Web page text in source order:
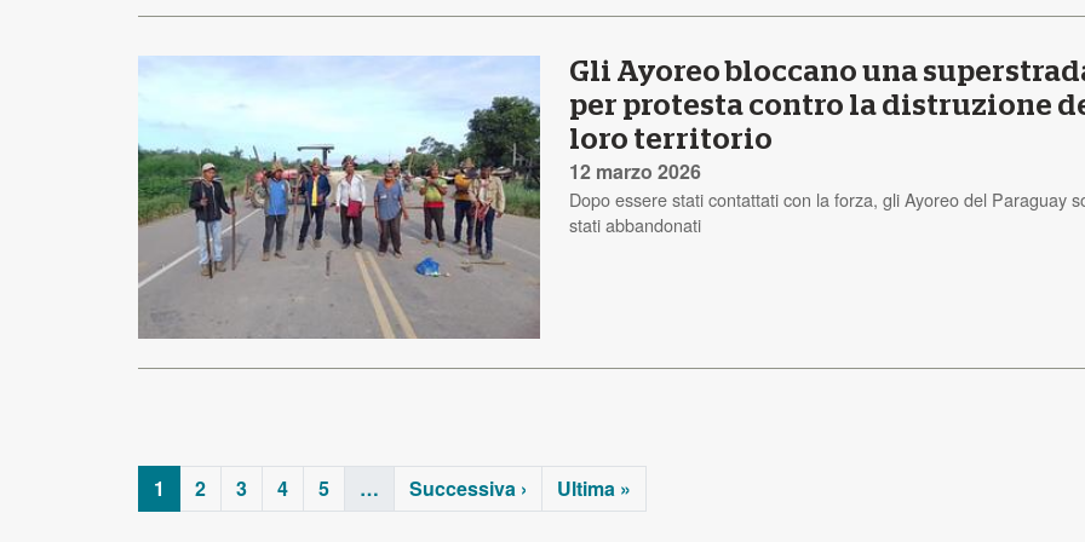
Gli Ayoreo bloccano una
per protesta contro la distruzione
loro territorio
12 marzo 2026
Dopo essere stati contattati con la forza, gli Ayoreo del Paraguay
stati abbandonati
1 2 3 4 5 … Successiva › Ultima »